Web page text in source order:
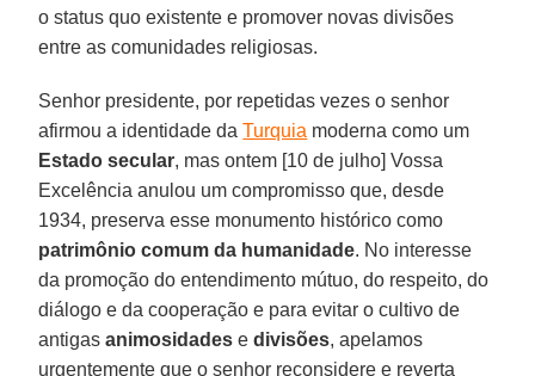
o status quo existente e promover novas divisões
entre as comunidades religiosas.
Senhor presidente, por repetidas vezes o senhor
afirmou a identidade daTurquia moderna como um
Estado secular, mas ontem [10 de julho] Vossa
Excelência anulou um compromisso que, desde
1934, preserva esse monumento histórico como
patrimônio comum da humanidade. No interesse
da promoção do entendimento mútuo, do respeito, do
diálogo e da cooperação e para evitar o cultivo de
antigasanimosidades edivisões, apelamos
urgentemente que o senhor reconsidere e reverta